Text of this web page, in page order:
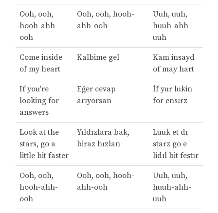
Ooh, ooh,
hooh-ahh-
ooh
Ooh, ooh, hooh-
ahh-ooh
Uuh, uuh,
huuh-ahh-
uuh
Come inside
of my heart
Kalbime gel
Kam insayd
of may hart
If you're
looking for
answers
Eğer cevap
arıyorsan
İf yur lukin
for ensırz
Look at the
stars, go a
little bit faster
Yıldızlara bak,
biraz hızlan
Luuk et dı
starz go e
lidıl bit festır
Ooh, ooh,
hooh-ahh-
ooh
Ooh, ooh, hooh-
ahh-ooh
Uuh, uuh,
huuh-ahh-
uuh